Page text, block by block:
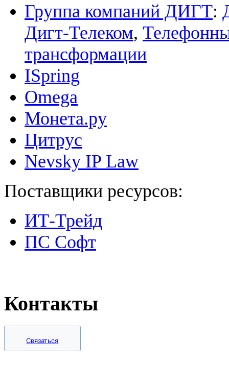
Группа компаний ДИГТ:
Дигт-Телеком,
трансформации
ISpring
Omega
Монета.ру
Цитрус
Nevsky IP Law
Поставщики ресурсов:
ИТ-Трейд
ПС Софт
Контакты
Связаться